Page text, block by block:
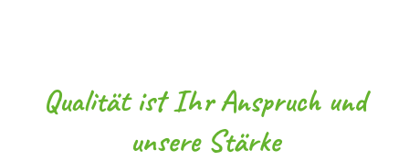
Qualität ist Ihr Anspruch und
unsere Stärke